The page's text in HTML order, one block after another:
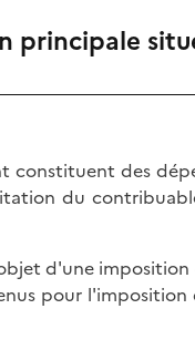
constituent des
du
d'une
pour